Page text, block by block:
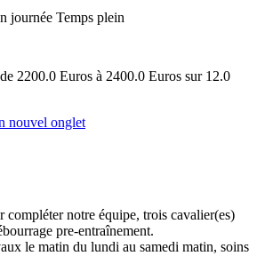
journée Temps plein
2200.0 Euros à 2400.0 Euros sur 12.0
nouvel onglet
compléter notre équipe, trois cavalier(es)
pre-entraînement.
le matin du lundi au samedi matin, soins